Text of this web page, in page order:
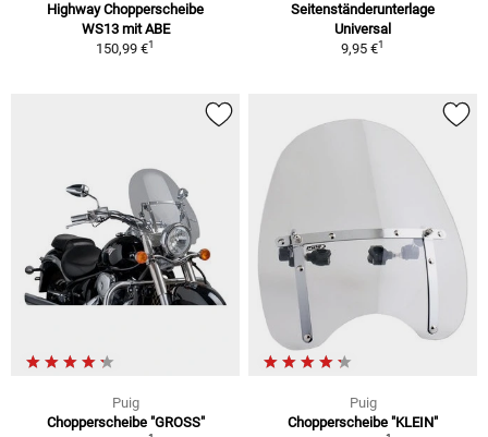
Highway Chopperscheibe
WS13 mit ABE
150,99 €1
Seitenständerunterlage
Universal
9,95 €1
Puig
Chopperscheibe "GROSS"
Puig
Chopperscheibe "KLEIN"